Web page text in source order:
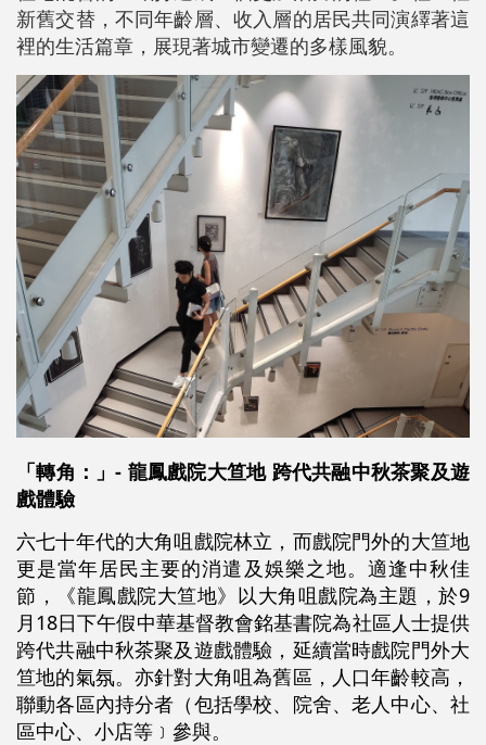
新舊交替，不同年齡層、收入層的居民共同演繹著這
裡的生活篇章，展現著城市變遷的多樣風貌。
「轉角：」- 龍鳳戲院大笪地 跨代共融中秋茶聚及遊
戲體驗
六七十年代的大角咀戲院林立，而戲院門外的大笪地
更是當年居民主要的消遣及娛樂之地。適逢中秋佳
節，《龍鳳戲院大笪地》以大角咀戲院為主題，於9
月18日下午假中華基督教會銘基書院為社區人士提供
跨代共融中秋茶聚及遊戲體驗，延續當時戲院門外大
笪地的氣氛。亦針對大角咀為舊區，人口年齡較高，
聯動各區內持分者（包括學校、院舍、老人中心、社
區中心、小店等﹞參與。